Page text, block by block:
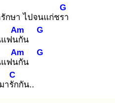
กษา ไปจนแก่ชรา
G
แฟนกั
Am
น
G
แฟนกั
Am
น
G
ารัก
C
กัน..